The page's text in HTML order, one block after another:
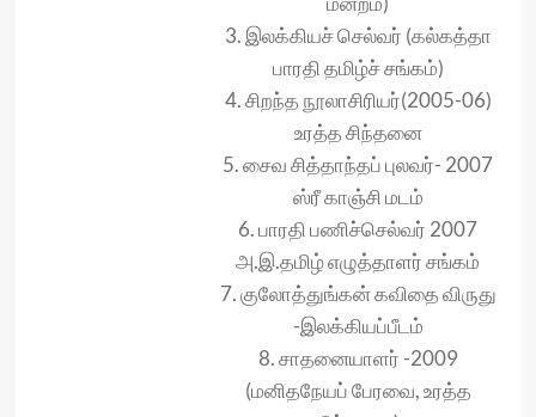
3. இலக்கியச் செல்வர் (கல்கத்தா
பாரதி தமிழ்ச் சங்கம்)
4. சிறந்த நூலாசிரியர்(2005-06)
உரத்த சிந்தனை
5. சைவ சித்தாந்தப் புலவர்- 2007
ஸ்ரீ காஞ்சி மடம்
6. பாரதி பணிச்செல்வர் 2007
அ.இ.தமிழ் எழுத்தாளர் சங்கம்
7. குலோத்துங்கன் கவிதை விருது
-இலக்கியப்பீடம்
8. சாதனையாளர் -2009
(மனிதநேயப் பேரவை, உரத்த